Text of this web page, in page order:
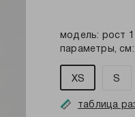
модель: рост
параметры,
XS S
таблица